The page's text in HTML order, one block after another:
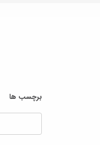
برچسب ها